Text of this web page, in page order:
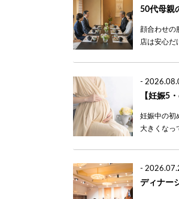
50代母親
顔合わせの
店は安心
-
【妊娠5
妊娠中の初
大きくなっ
-
ディナー